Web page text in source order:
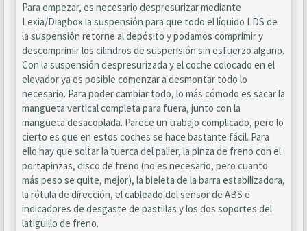
Para empezar, es necesario despresurizar mediante
Lexia/Diagbox la suspensión para que todo el líquido LDS de
la suspensión retorne al depósito y podamos comprimir y
descomprimir los cilindros de suspensión sin esfuerzo alguno.
Con la suspensión despresurizada y el coche colocado en el
elevador ya es posible comenzar a desmontar todo lo
necesario. Para poder cambiar todo, lo más cómodo es sacar la
mangueta vertical completa para fuera, junto con la
mangueta desacoplada. Parece un trabajo complicado, pero lo
cierto es que en estos coches se hace bastante fácil. Para
ello hay que soltar la tuerca del palier, la pinza de freno con el
portapinzas, disco de freno (no es necesario, pero cuanto
más peso se quite, mejor), la bieleta de la barra estabilizadora,
la rótula de dirección, el cableado del sensor de ABS e
indicadores de desgaste de pastillas y los dos soportes del
latiguillo de freno.